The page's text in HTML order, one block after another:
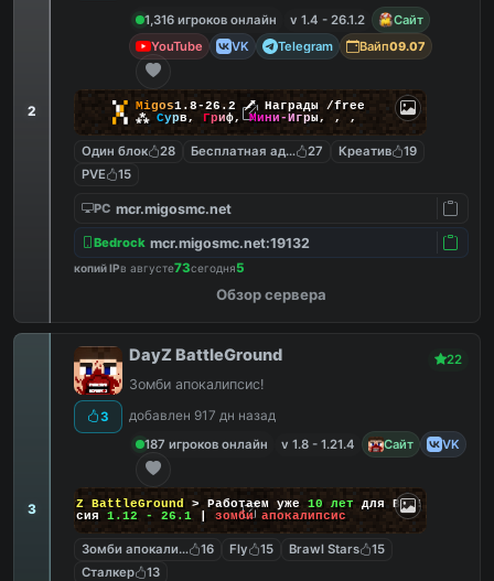
2
1,316 игроков онлайн
v 1.4 - 26.1.2
Сайт
YouTube
VK Telegram Вайп09.07
▚▞ Migos1.8-26.2🗡 Награды /free
▞▚ ⁂ Сурв, Гриф,Мини-Игры, , ,
Один блок 28 Бесплатная админка
27 Креатив
19
PVE
15
PC mcr.migosmc.net
Bedrock mcr.migosmc.net:19132
копий IPв августе73сегодня5
Обзор сервера
3
3
DayZ BattleGround 22
Зомби апокалипсис!
добавлен 917 дн назад
187 игроков онлайн
v 1.8 - 1.21.4 Сайт VK
DayZ BattleGround > Работаем уже 10 лет для Вас!
Версия 1.12 - 26.1 | зомби апокалипсис
Зомби апокалипсис16 Fly 15 Brawl Stars
15
Сталкер
13